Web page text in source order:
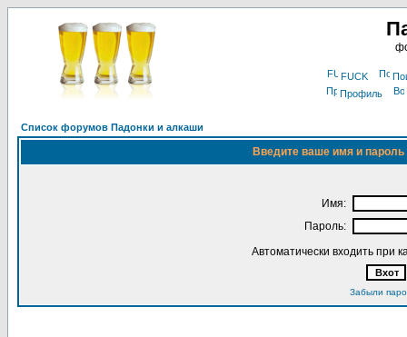
FUCK
Профиль
Список форумов Падонки и алкаши
Введите ваше имя и
Имя:
Пароль:
Автоматически входить при
Забыли